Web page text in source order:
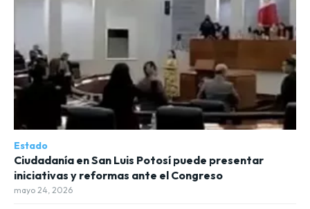
Estado
Ciudadanía en San Luis Potosí puede presentar
iniciativas y reformas ante el Congreso
mayo 24, 2026